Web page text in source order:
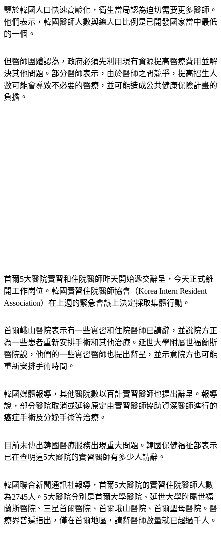
鑒於韓國人口快速高齡化，衛生當局認為迫切需要更多醫師。
他們表示，韓國醫師人數與總人口比例是已開發國家當中最低
但醫師團體認為，政府必須先利用現有資源提高醫療費用並解
決其他問題。部分醫師表示，由於醫師之間競爭，提高招生人
數可能會導致不必要的醫療，並可能造成公共健康保險計畫的
首爾5大醫院實習和住院醫師昨天開始遞交辭呈，今天正式離
開工作崗位。韓國實習住院醫師協會（Korea Intern Resident
首爾峨山醫院表示有一些實習和住院醫師已請辭，並說院方正
為一些患者重新安排手術和其他治療。延世大學附屬世福蘭斯
醫院說，他們的一些實習醫師也提出辭呈，並示意院方也可能
韓國媒體報導，其他醫院數以百計實習醫師也提出辭呈。報導
說，部分醫院取消或延後原定由實習醫師協助資深醫師進行的
目前未傳出韓國醫療服務出現重大問題。韓國保健福祉部表示
韓國聯合新聞通訊社報導，首爾5大醫院的實習住院醫師人數
為2745人。5大醫院分別是首爾大學醫院、延世大學附屬世福
蘭斯醫院、三星首爾醫院、首爾峨山醫院、首爾聖母醫院。醫